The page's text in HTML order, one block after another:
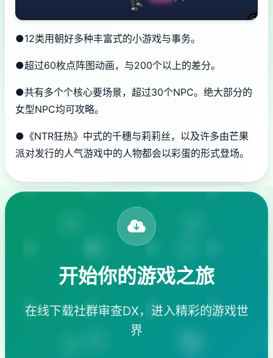
●12类用朝好多种丰富式的小游戏与事务。
●超过60枚点阵图动画，与200个以上的差分。
●共有多个个核心要场景，超过30个NPC。绝大部分的
女型NPC均可攻略。
●《NTR狂热》中式的千穗与莉莉丝，以及许多由芒果
派对发行的人气游戏中的人物都会以彩蛋的形式登场。
开始你的游戏之旅
在线下载社群审查DX，进入精彩的游戏世
界